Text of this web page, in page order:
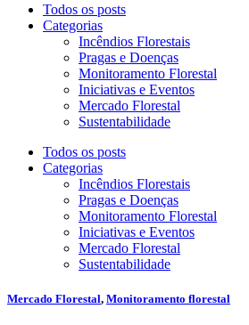
Todos os posts
Categorias
Incêndios Florestais
Pragas e Doenças
Monitoramento Florestal
Iniciativas e Eventos
Mercado Florestal
Sustentabilidade
Todos os posts
Categorias
Incêndios Florestais
Pragas e Doenças
Monitoramento Florestal
Iniciativas e Eventos
Mercado Florestal
Sustentabilidade
Mercado Florestal, Monitoramento florestal